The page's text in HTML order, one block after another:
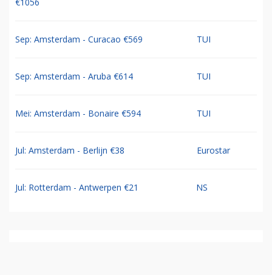
€1056
Sep: Amsterdam - Curacao €569 TUI
Sep: Amsterdam - Aruba €614 TUI
Mei: Amsterdam - Bonaire €594 TUI
Jul: Amsterdam - Berlijn €38 Eurostar
Jul: Rotterdam - Antwerpen €21 NS